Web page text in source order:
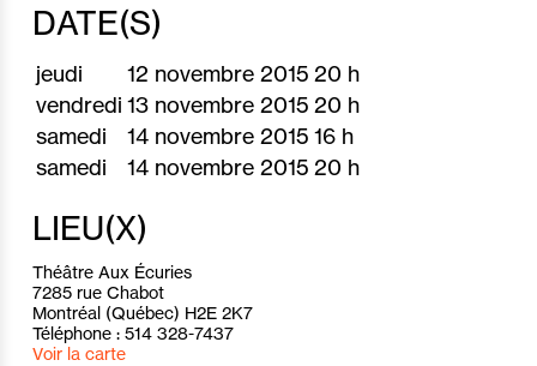
DATE(S)
jeudi 12 novembre 2015 20 h
vendredi 13 novembre 2015 20 h
samedi
14 novembre 2015 16 h
samedi
14 novembre 2015 20 h
LIEU(X)
Théâtre Aux Écuries
7285 rue Chabot
Montréal (Québec) H2E 2K7
Téléphone : 514 328-7437
Voir la carte